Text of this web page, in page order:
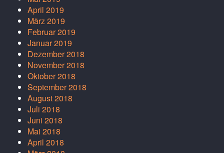
April 2019
März 2019
Februar 2019
Januar 2019
Dezember 2018
November 2018
Oktober 2018
September 2018
August 2018
Juli 2018
Juni 2018
Mai 2018
April 2018